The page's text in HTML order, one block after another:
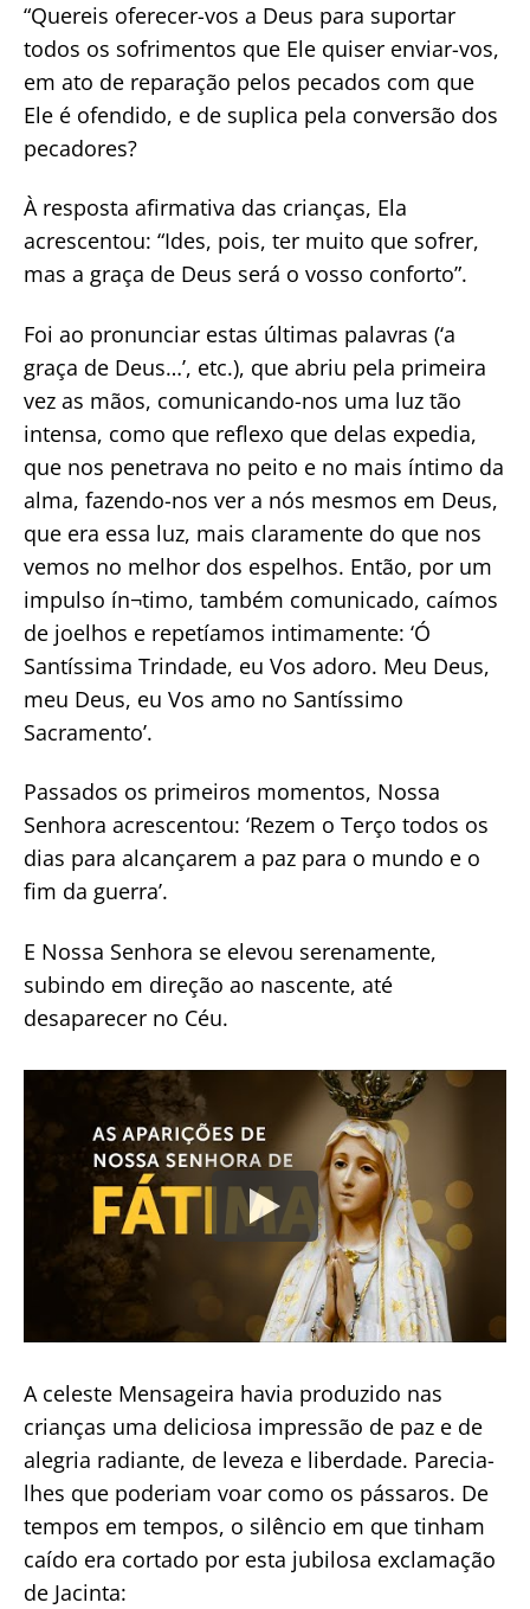
“Quereis oferecer-vos a Deus para suportar
todos os sofrimentos que Ele quiser enviar-vos,
em ato de reparação pelos pecados com que
Ele é ofendido, e de suplica pela conversão dos
pecadores?
À resposta afirmativa das crianças, Ela
acrescentou: “Ides, pois, ter muito que sofrer,
mas a graça de Deus será o vosso conforto”.
Foi ao pronunciar estas últimas palavras (‘a
graça de Deus…’, etc.), que abriu pela primeira
vez as mãos, comunicando-nos uma luz tão
intensa, como que reflexo que delas expedia,
que nos penetrava no peito e no mais íntimo da
alma, fazendo-nos ver a nós mesmos em Deus,
que era essa luz, mais claramente do que nos
vemos no melhor dos espelhos. Então, por um
impulso ín¬timo, também comunicado, caímos
de joelhos e repetíamos intimamente: ‘Ó
Santíssima Trindade, eu Vos adoro. Meu Deus,
meu Deus, eu Vos amo no Santíssimo
Sacramento’.
Passados os primeiros momentos, Nossa
Senhora acrescentou: ‘Rezem o Terço todos os
dias para alcançarem a paz para o mundo e o
fim da guerra’.
E Nossa Senhora se elevou serenamente,
subindo em direção ao nascente, até
desaparecer no Céu.
A celeste Mensageira havia produzido nas
crianças uma deliciosa impressão de paz e de
alegria radiante, de leveza e liberdade. Parecia-
lhes que poderiam voar como os pássaros. De
tempos em tempos, o silêncio em que tinham
caído era cortado por esta jubilosa exclamação
de Jacinta: